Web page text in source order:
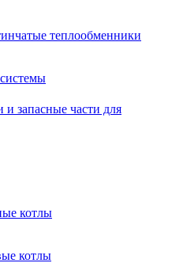
теплообменники
запасные части для
котлы
котлы